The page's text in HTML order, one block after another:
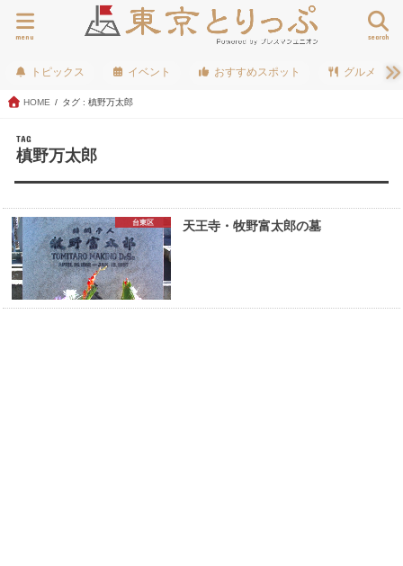
search
menu
トピックス イベント おすすめスポット グルメ
HOME タグ : 槙野万太郎
TAG
槙野万太郎
台東区 天王寺・牧野富太郎の墓